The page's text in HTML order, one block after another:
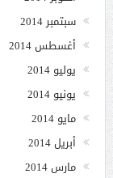
سبتمبر 2014
أغسطس 2014
يوليو 2014
يونيو 2014
مايو 2014
أبريل 2014
مارس 2014